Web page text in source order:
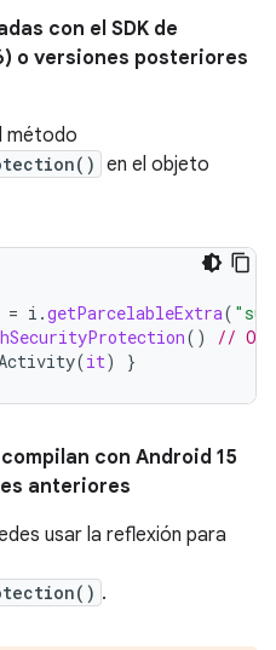
con el SDK de
o versiones posteriores
método
en el objeto
= i .getParcelableExtra(
()
//
(it) }
con Android 15
anteriores
usar la reflexión para
.